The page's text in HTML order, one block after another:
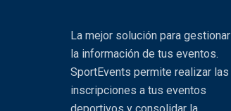
La mejor solución para gestionar
la información de tus eventos.
SportEvents permite realizar las
inscripciones a tus eventos